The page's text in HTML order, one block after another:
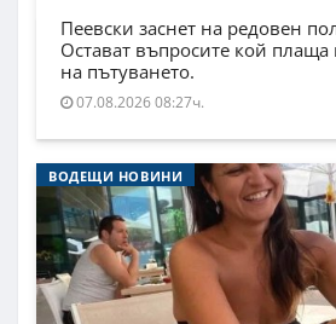
Пеевски заснет на редовен
Остават въпросите кой плаща
на пътуването.
07.08.2026 08:27ч.
ВОДЕЩИ НОВИНИ